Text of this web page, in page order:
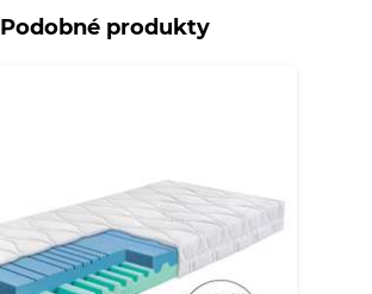
Podobné produkty